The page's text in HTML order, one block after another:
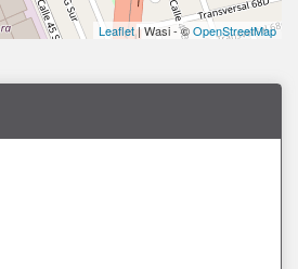
Leaflet| Wasi - ©OpenStreetMap